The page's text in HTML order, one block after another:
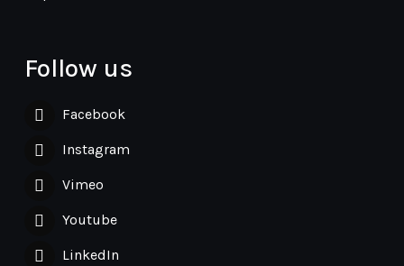
Follow us
Facebook
Instagram
Vimeo
Youtube
LinkedIn